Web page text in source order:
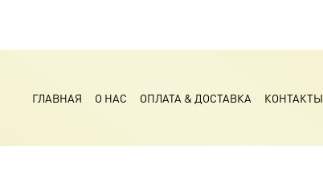
ГЛАВНАЯ О НАС ОПЛАТА & ДОСТАВКА КОНТАКТЫ